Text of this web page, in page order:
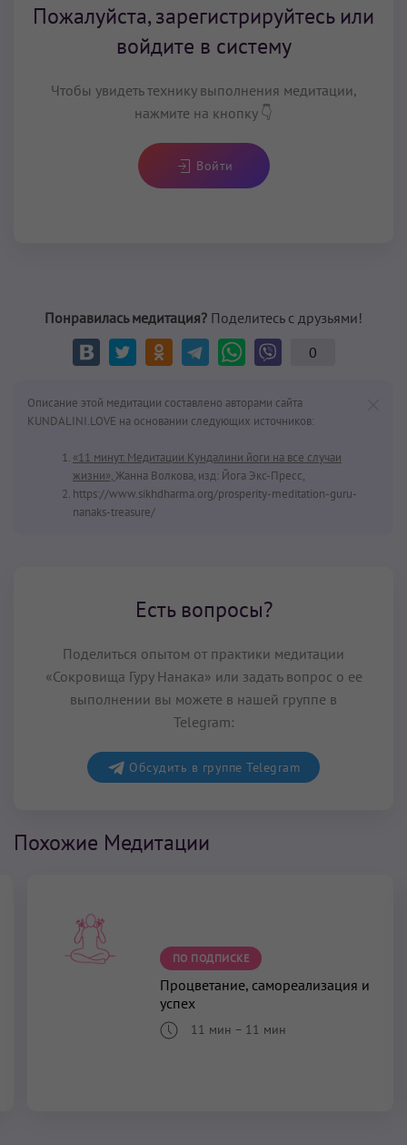
Пожалуйста, зарегистрируйтесь или
войдите в систему
Чтобы увидеть технику выполнения медитации,
нажмите на кнопку 👇
Войти
Понравилась медитация? Поделитесь с друзьями!
0
Описание этой медитации составлено авторами сайта
KUNDALINI.LOVE на основании следующих источников:
«11 минут. Медитации Кундалини йоги на все случаи
жизни»,Жанна Волкова, изд: Йога Экс-Пресс,
https://www.sikhdharma.org/prosperity-meditation-guru-
nanaks-treasure/
Есть вопросы?
Поделиться опытом от практики медитации
«Сокровища Гуру Нанака» или задать вопрос о ее
выполнении вы можете в нашей группе в
Telegram:
Обсудить в группе Telegram
Похожие Медитации
ПО ПОДПИСКЕ
Процветание, самореализация и
успех
11 мин – 11 мин